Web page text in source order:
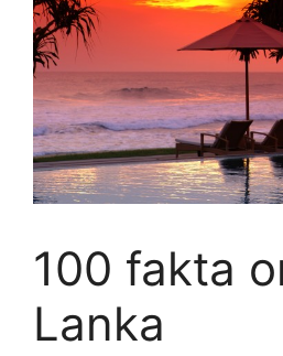
100 fakta
Lanka